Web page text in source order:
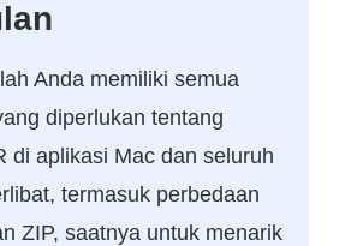
Anda memiliki semua
diperlukan tentang
di aplikasi Mac dan seluruh
termasuk perbedaan
ZIP, saatnya untuk menarik